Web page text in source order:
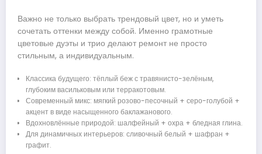
Важно не только выбрать трендовый цвет, но и уметь
сочетать оттенки между собой. Именно грамотные
цветовые дуэты и трио делают ремонт не просто
стильным, а индивидуальным.
Классика будущего: тёплый беж с травянисто-зелёным,
глубоким васильковым или терракотовым.
Современный микс: мягкий розово-песочный + серо-голубой +
акцент в виде насыщенного баклажанового.
Вдохновлённые природой: шалфейный + охра + бледная глина.
Для динамичных интерьеров: сливочный белый + шафран +
графит.